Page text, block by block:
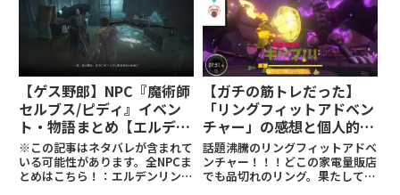
【ゲス野郎】NPC『魔術師
セルブス/ピディ』イベン
ト・物語まとめ【エルデン
リング攻略】
※この記事はネタバレが含まれて
いる可能性があります。全NPCま
とめはこちら！：エルデンリング
【ガチの筋トレだった】
「リングフィットアドベン
チャー」の感想と個人的評
価【レビュー4.2】
話題沸騰のリングフィットアドベ
ンチャー！！！どこの家電量販店
でも品切れのリング。果たして何